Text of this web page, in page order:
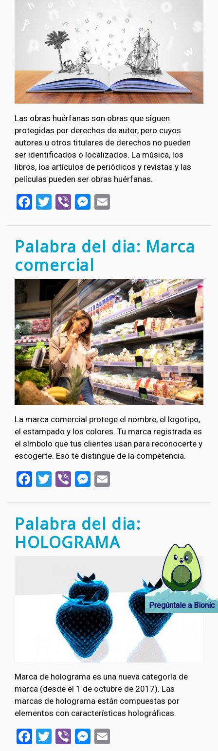
Las obras huérfanas son obras que siguen
protegidas por derechos de autor, pero cuyos
autores u otros titulares de derechos no pueden
ser identificados o localizados. La música, los
libros, los artículos de periódicos y revistas y las
películas pueden ser obras huérfanas.
Facebook
Twitter
ViberMessenger
Palabra del dia: Marca
comercial
La marca comercial protege el nombre, el logotipo,
el estampado y los colores. Tu marca registrada es
el símbolo que tus clientes usan para reconocerte y
escogerte. Eso te distingue de la competencia.
Facebook
Twitter
ViberMessenger
Palabra del dia:
HOLOGRAMA
Marca de holograma es una nueva categoría de
marca (desde el 1 de octubre de 2017). Las
marcas de holograma están compuestas por
elementos con características holográficas.
Facebook
Twitter
ViberMessenger
Pregúntale a Bionic